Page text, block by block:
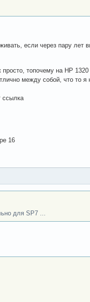
если через пару лет
топочему на НР
между собой, что то
ссылка
16
для SP7 ...